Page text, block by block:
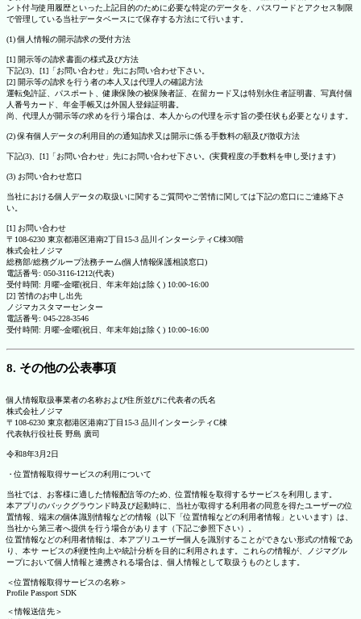
ント付与使用履歴といった上記目的のために必要な特定のデータを、パスワードとアクセス制限
で管理している当社データベースにて保存する方法にて行います。
(1) 個人情報の開示請求の受付方法
[1] 開示等の請求書面の様式及び方法
下記(3)、[1]「お問い合わせ」先にお問い合わせ下さい。
[2] 開示等の請求を行う者の本人又は代理人の確認方法
運転免許証、パスポート、健康保険の被保険者証、在留カード又は特別永住者証明書、写真付個
人番号カード、年金手帳又は外国人登録証明書。
尚、代理人が開示等の求めを行う場合は、本人からの代理を示す旨の委任状も必要となります。
(2) 保有個人データの利用目的の通知請求又は開示に係る手数料の額及び徴収方法
下記(3)、[1]「お問い合わせ」先にお問い合わせ下さい。(実費程度の手数料を申し受けます)
(3) お問い合わせ窓口
当社における個人データの取扱いに関するご質問やご苦情に関しては下記の窓口にご連絡下さ
い。
[1] お問い合わせ
〒108-6230 東京都港区港南2丁目15-3 品川インターシティC棟30階
株式会社ノジマ
総務部/総務グループ法務チーム(個人情報保護相談窓口)
電話番号: 050-3116-1212(代表)
受付時間: 月曜~金曜(祝日、年末年始は除く) 10:00~16:00
[2] 苦情のお申し出先
ノジマカスタマーセンター
電話番号: 045-228-3546
受付時間: 月曜~金曜(祝日、年末年始は除く) 10:00~16:00
8. その他の公表事項
個人情報取扱事業者の名称および住所並びに代表者の氏名
株式会社ノジマ
〒108-6230 東京都港区港南2丁目15-3 品川インターシティC棟
代表執行役社長 野島 廣司
令和8年3月2日
・位置情報取得サービスの利用について
当社では、お客様に適した情報配信等のため、位置情報を取得するサービスを利用します。
本アプリのバックグラウンド時及び起動時に、当社が取得する利用者の同意を得たユーザーの位
置情報、端末の個体識別情報などの情報（以下「位置情報などの利用者情報」といいます）は、
当社から第三者へ提供を行う場合があります（下記ご参照下さい）。
位置情報などの利用者情報は、本アプリユーザー個人を識別することができない形式の情報であ
り、本サ ービスの利便性向上や統計分析を目的に利用されます。これらの情報が、ノジマグル
ープにおいて個人情報と連携される場合は、個人情報として取扱うものとします。
＜位置情報取得サービスの名称＞
Profile Passport SDK
＜情報送信先＞